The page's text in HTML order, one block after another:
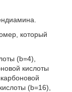
который
(b=4),
кислоты
(b=16),